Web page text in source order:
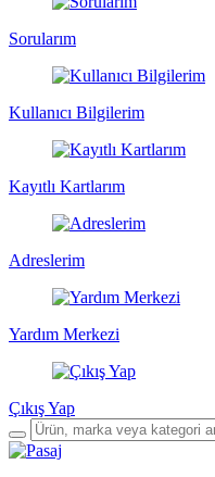
Sorularım
Kullanıcı Bilgilerim
Kayıtlı Kartlarım
Adreslerim
Yardım Merkezi
Çıkış Yap